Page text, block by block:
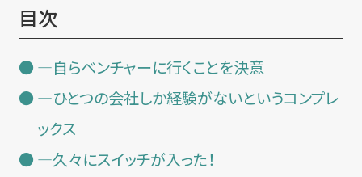
目次
—自らベンチャーに行くことを決意
—ひとつの会社しか経験がないというコンプレ
ックス
—久々にスイッチが入った！